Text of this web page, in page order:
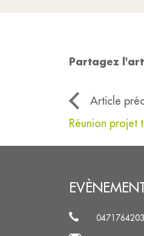
Partagez
Article
Réunion projet
0471764203